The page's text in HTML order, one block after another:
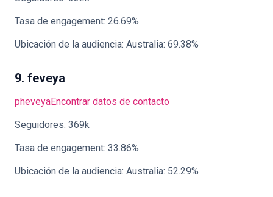
Tasa de engagement: 26.69%
Ubicación de la audiencia: Australia: 69.38%
9. feveya
pheveyaEncontrar datos de contacto
Seguidores: 369k
Tasa de engagement: 33.86%
Ubicación de la audiencia: Australia: 52.29%